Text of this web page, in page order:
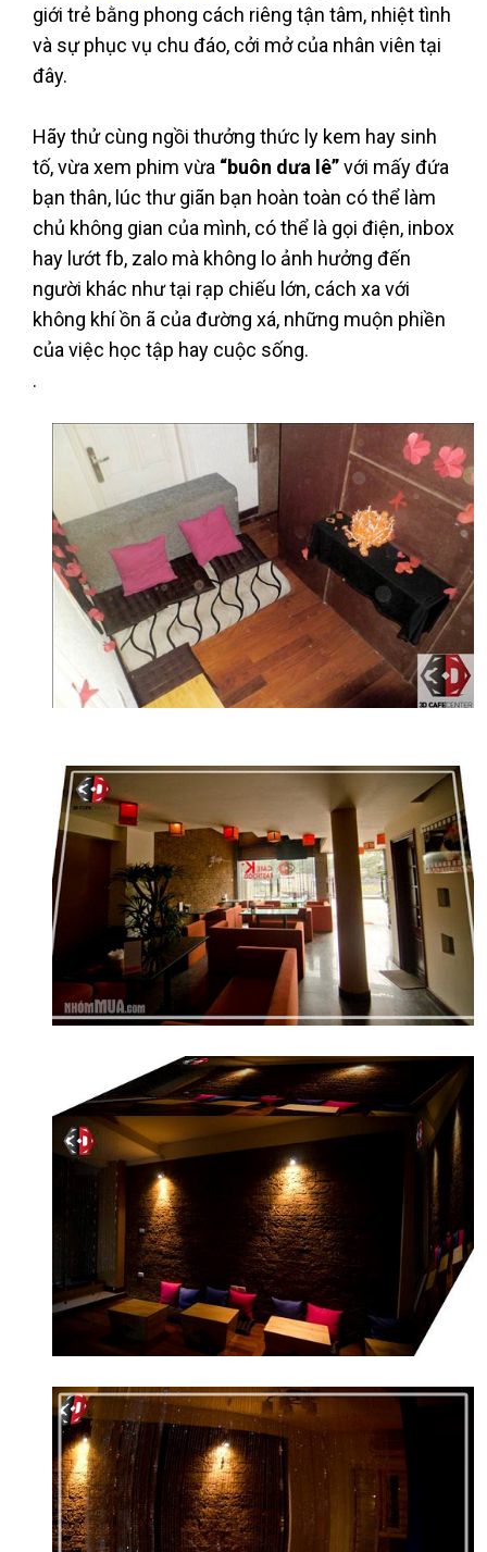
giới trẻ bằng phong cách riêng tận tâm, nhiệt tình
và sự phục vụ chu đáo, cởi mở của nhân viên tại
đây.
Hãy thử cùng ngồi thưởng thức ly kem hay sinh
tố, vừa xem phim vừa “buôn dưa lê”với mấy đứa
bạn thân, lúc thư giãn bạn hoàn toàn có thể làm
chủ không gian của mình, có thể là gọi điện, inbox
hay lướt fb, zalo mà không lo ảnh hưởng đến
người khác như tại rạp chiếu lớn, cách xa với
không khí ồn ã của đường xá, những muộn phiền
của việc học tập hay cuộc sống.
.